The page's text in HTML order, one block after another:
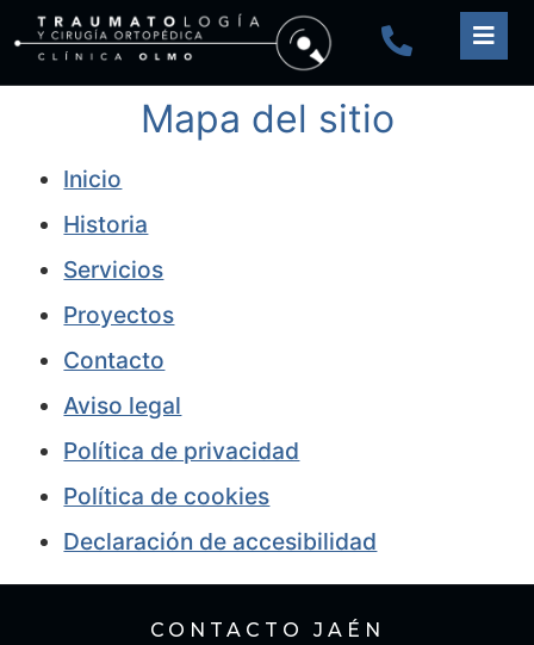
Mapa del sitio
Inicio
Historia
Servicios
Proyectos
Contacto
Aviso legal
Política de privacidad
Política de cookies
Declaración de accesibilidad
CONTACTO JAÉN